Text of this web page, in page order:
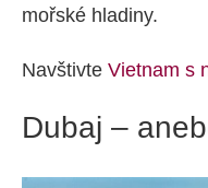
mořské hladiny.
Navštivte Vietnam s
Dubaj –